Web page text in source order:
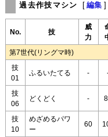
過去作技マシン [ 編集 ]
No. 技
威
力
第7世代(リングマ時)
技
01
ふるいたてる -
技
06
どくどく -
技
10
めざめるパワ
ー
60